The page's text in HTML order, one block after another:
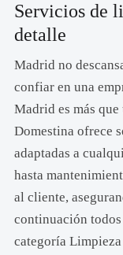
Servicios de
detalle
Madrid no
confiar en una
Madrid es más
Domestina ofrece
adaptadas a
hasta
al cliente,
continuación
categoría